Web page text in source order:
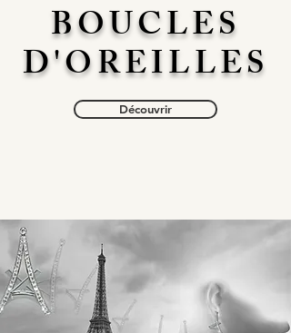
BOUCLES
D'OREILLES
Découvrir